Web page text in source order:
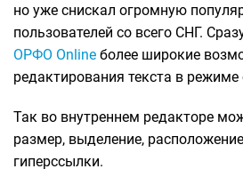
но уже снискал огромную
пользователей со всего СНГ.
ОРФО Online более широкие
редактирования текста в режиме
Так во внутреннем редакторе
размер, выделение,
гиперссылки.